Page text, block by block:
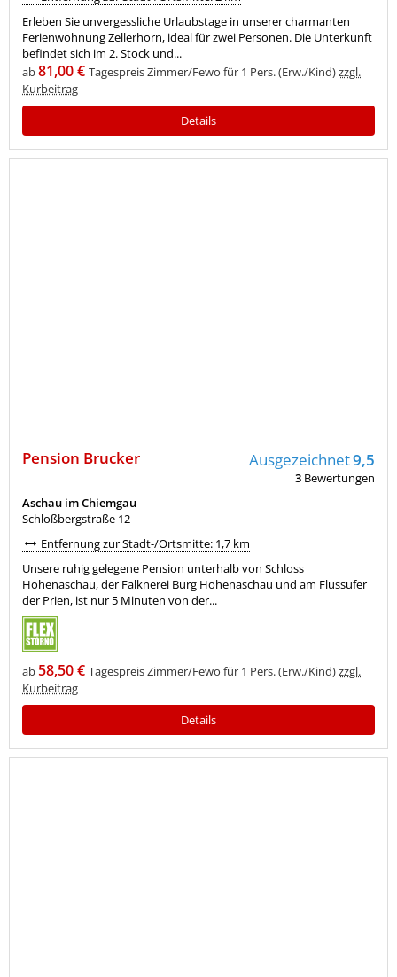
Erleben Sie unvergessliche Urlaubstage in unserer charmanten
Ferienwohnung Zellerhorn, ideal für zwei Personen. Die Unterkunft
befindet sich im 2. Stock und...
ab81,00 € Tagespreis Zimmer/Fewo für 1 Pers. (Erw./Kind)zzgl.
Kurbeitrag
Details
Pension Brucker Ausgezeichnet9,5
3 Bewertungen
Aschau im Chiemgau
Schloßbergstraße 12
Entfernung zur Stadt-/Ortsmitte: 1,7 km
Unsere ruhig gelegene Pension unterhalb von Schloss
Hohenaschau, der Falknerei Burg Hohenaschau und am Flussufer
der Prien, ist nur 5 Minuten von der...
ab58,50 € Tagespreis Zimmer/Fewo für 1 Pers. (Erw./Kind)zzgl.
Kurbeitrag
Details